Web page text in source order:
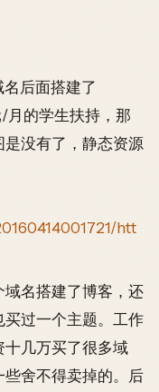
后面搭建了
月的学生扶持，那
没有了，静态资源
htt
名搭建了博客，还
过一个主题。工作
十几万买了很多域
舍不得卖掉的。后